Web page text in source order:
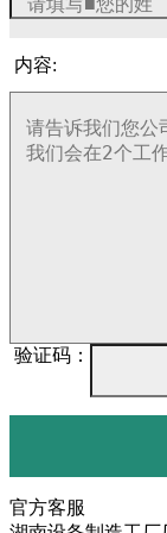
内容:
验证码：
官方客服